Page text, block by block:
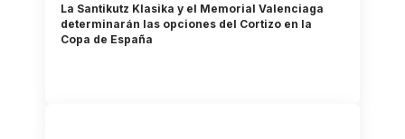
La Santikutz Klasika y el Memorial Valenciaga
determinarán las opciones del Cortizo en la
Copa de España